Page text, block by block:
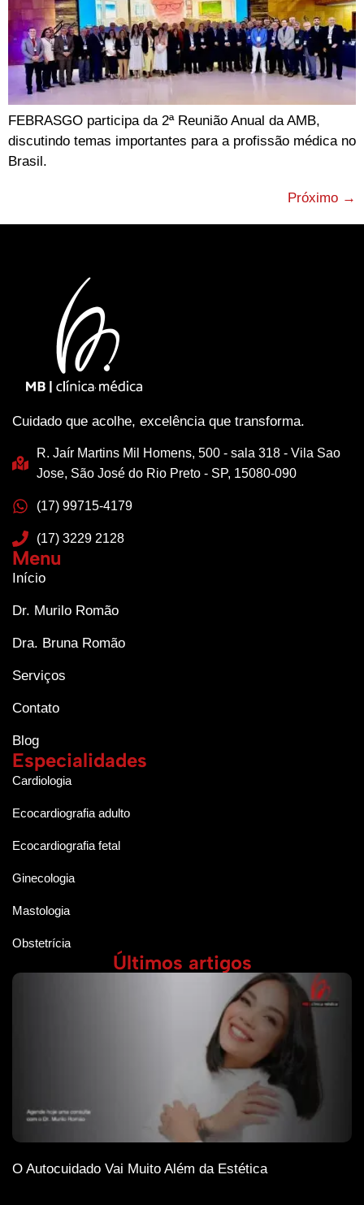
FEBRASGO participa da 2ª Reunião Anual da AMB,
discutindo temas importantes para a profissão médica no
Brasil.
Próximo →
Cuidado que acolhe, excelência que transforma.
R. Jaír Martins Mil Homens, 500 - sala 318 - Vila Sao
Jose, São José do Rio Preto - SP, 15080-090
(17) 99715-4179
(17) 3229 2128
Menu
Início
Dr. Murilo Romão
Dra. Bruna Romão
Serviços
Contato
Blog
Especialidades
Cardiologia
Ecocardiografia adulto
Ecocardiografia fetal
Ginecologia
Mastologia
Obstetrícia
Últimos artigos
O Autocuidado Vai Muito Além da Estética